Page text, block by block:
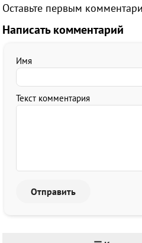
Оставьте первым
Написать комментарий
Имя
Текст комментария